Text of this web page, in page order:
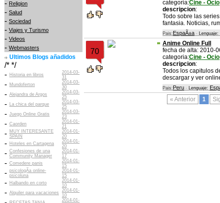
- Religion
- Salud
- Sociedad
- Viajes y Turismo
- Videos
- Webmasters
Ultimos Blogs añadidos
/* */
- Historia en libros
2014-03-
31
- Mundoferton
2014-03-
30
- Alejandra de Argos
2014-03-
25
- La chica del parque
2014-03-
25
- Juego Online Gratis
2014-03-
23
- Caorden
2014-01-
21
- MUY INTERESANTE
SPAIN
2014-01-
20
- Hoteles en Cartagena
2014-01-
20
- Confesiones de una
Community Manager
2014-01-
17
- Comedere panis
2014-01-
15
- psicologÃ­a online-
psicoluna
2014-01-
15
- Halbando en corto
2014-01-
10
- Alquiler para vacaciones
2014-01-
10
2014-01-
categoria:Cine - Ocio
descripcion:
Todo sobre las
fantasia. Noticias,
Pais: EspaÃ±a - Lenguaje:
70
Anime Online Full
fecha de alta: 2010-
categoria:Cine - Ocio
descripcion:
Todos los capitulos
descargar y ver
Pais: Peru - Lenguaje:
« Anterior 1